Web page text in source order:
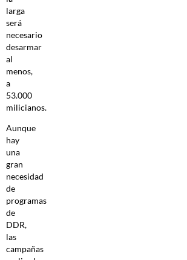
larga
será
necesario
desarmar
al
menos,
a
53.000
milicianos.
Aunque
hay
una
gran
necesidad
de
programas
de
DDR,
las
campañas